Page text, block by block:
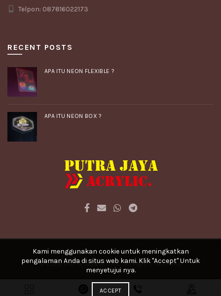
Telpon: 087816022173
RECENT POSTS
APA ITU NEON FLEXIBLE ?
APA ITU NEON BOX ?
© 2026 Putra Jaya Acrylic . All rights reserved
Kami menggunakan cookie untuk meningkatkan
pengalaman Anda di situs web kami. Klik "Accept" Untuk
menyetujui nya.
ACCEPT